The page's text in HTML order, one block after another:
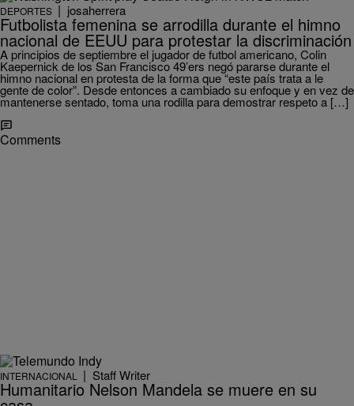
DEPORTES | josaherrera
Futbolista femenina se arrodilla durante el himno
nacional de EEUU para protestar la discriminación
A principios de septiembre el jugador de futbol americano, Colin
Kaepernick de los San Francisco 49’ers negó pararse durante el
himno nacional en protesta de la forma que “este país trata a le
gente de color”. Desde entonces a cambiado su enfoque y en vez de
mantenerse sentado, toma una rodilla para demostrar respeto a […]
Comments
INTERNACIONAL | Staff Writer
Humanitario Nelson Mandela se muere en su